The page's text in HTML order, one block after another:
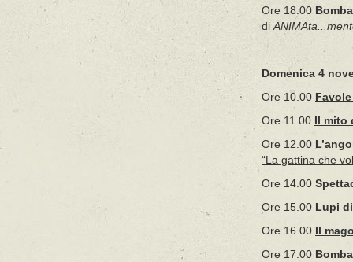
Ore 18.00
di
Domenica 4
Ore 10.00
Ore 11.00
Il
Ore 12.00
“La gattina che
Ore 14.00
Ore 15.00 Lupi
Ore 16.00
Il
Ore 17.00